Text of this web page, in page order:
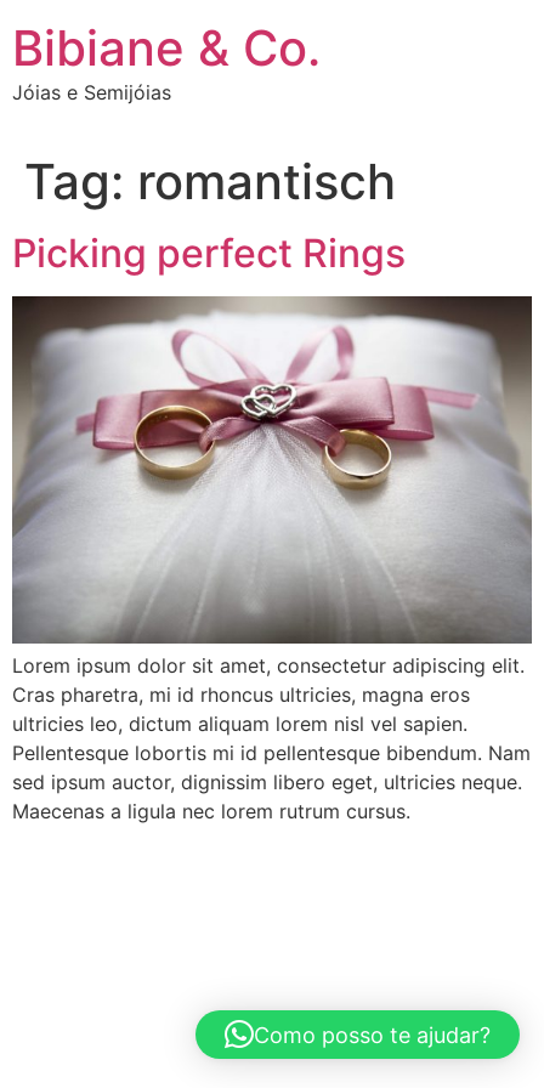
para
conteúdo
Bibiane & Co.
Jóias e Semijóias
Tag: romantisch
Picking perfect Rings
Lorem ipsum dolor sit amet, consectetur adipiscing elit.
Cras pharetra, mi id rhoncus ultricies, magna eros
ultricies leo, dictum aliquam lorem nisl vel sapien.
Pellentesque lobortis mi id pellentesque bibendum. Nam
sed ipsum auctor, dignissim libero eget, ultricies neque.
Maecenas a ligula nec lorem rutrum cursus.
Como posso te ajudar?